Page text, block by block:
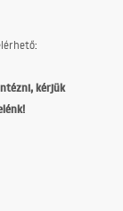
kérjük